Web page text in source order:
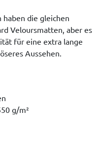
die gleichen
Veloursmatten, aber es
für eine extra lange
Aussehen.
g/m²